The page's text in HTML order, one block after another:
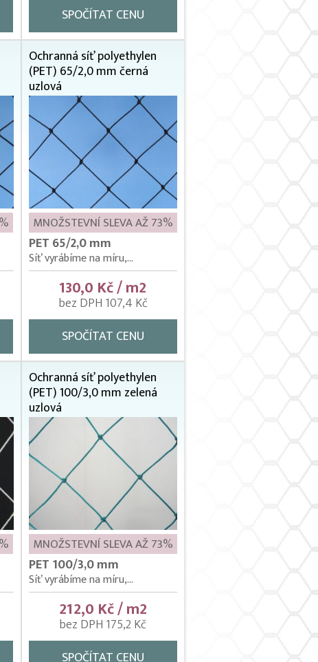
SPOČÍTAT CENU
Ochranná síť polyethylen
(PET) 65/2,0 mm černá
uzlová
MNOŽSTEVNÍ SLEVA AŽ 73%
PET 65/2,0 mm
Síť vyrábíme na míru,...
130,0 Kč / m2
bez DPH 107,4 Kč
SPOČÍTAT CENU
Ochranná síť polyethylen
(PET) 100/3,0 mm zelená
uzlová
MNOŽSTEVNÍ SLEVA AŽ 73%
PET 100/3,0 mm
Síť vyrábíme na míru,...
212,0 Kč / m2
bez DPH 175,2 Kč
SPOČÍTAT CENU